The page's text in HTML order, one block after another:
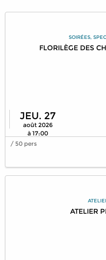
SOIRÉES,
FLORILÈGE DES
JEU. 27
août 2026
à 17:00
/ 50 pers
ATELIER